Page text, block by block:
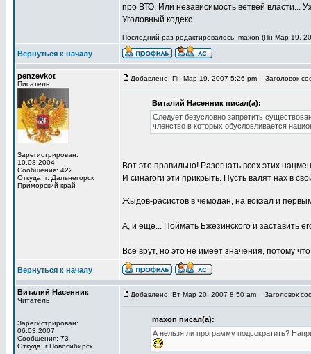
про ВТО. Или независимость ветвей власти...
Уголовный кодекс.
Последний раз редактировалось: maxon (Пн Мар 19,
Вернуться к началу
penzevkot
Писатель
Зарегистрирован:
10.08.2004
Сообщения: 422
Откуда: г. Дальнегорск
Приморский край
Добавлено: Пн Мар 19, 2007 5:26 pm Заголовок
Виталий Насенник писал(а):
Следует безусловно запретить
членство в которых обусловливается
Вот это правильно! Разогнать всех этих
И синагоги эти прикрыть. Пусть валят нах в
Жыдов-расистов в чемодан, на вокзал и
А, и еще... Поймать Бжезинского и заставить
Все врут, но это не имеет значения, потому
Вернуться к началу
Виталий Насенник
Читатель
Зарегистрирован:
06.03.2007
Сообщения: 73
Откуда: г.Новосибирск
Добавлено: Вт Мар 20, 2007 8:50 am Заголовок
maxon писал(а):
А нельзя ли программу подсократить?